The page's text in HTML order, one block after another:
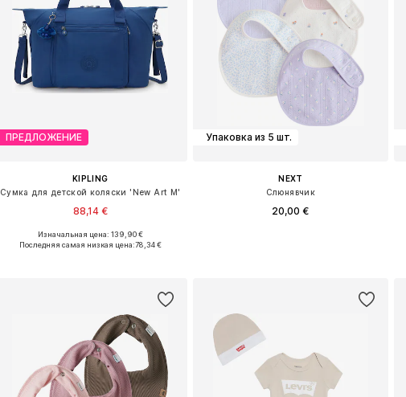
ПРЕДЛОЖЕНИЕ
KIPLING
Сумка для детской коляски 'New Art M'
88,14 €
Доступные размеры: One Size
Изначальная цена: 139,90 €
Последняя самая низкая цена:78,34 €
Упаковка из 5 шт.
NEXT
Слюнявчик
20,00 €